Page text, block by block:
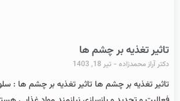
تاثیر تغذیه بر چشم ها
دکتر آراز محمدزاده تیر 18, 1403
تاثیر تغذیه بر چشم ها تاثیر تغذیه بر چشم ها :